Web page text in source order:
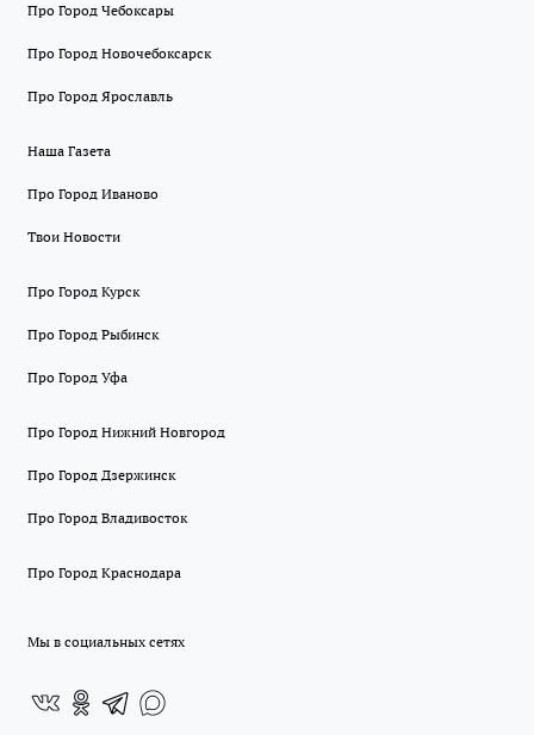
Про Город Чебоксары
Про Город Новочебоксарск
Про Город Ярославль
Наша Газета
Про Город Иваново
Твои Новости
Про Город Курск
Про Город Рыбинск
Про Город Уфа
Про Город Нижний Новгород
Про Город Дзержинск
Про Город Владивосток
Про Город Краснодара
Мы в социальных сетях